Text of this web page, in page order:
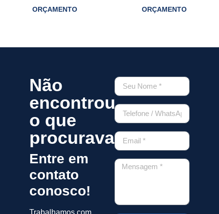
ORÇAMENTO ORÇAMENTO
Não
encontrou
o que
procurava?
Entre em
contato
conosco!
Trabalhamos com